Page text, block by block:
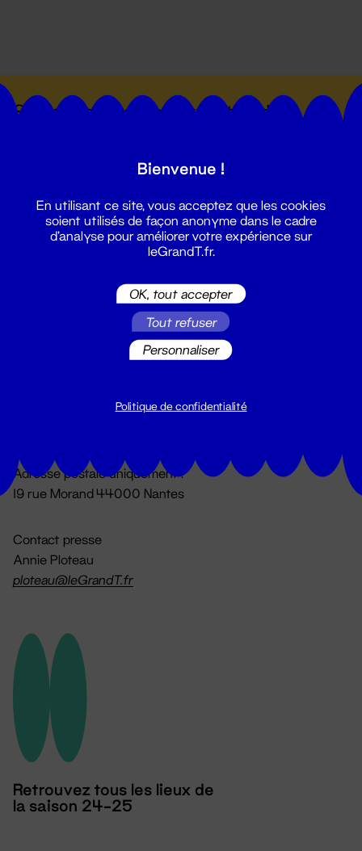
Suivez toutes les actualités du
Du lundi au vendredi 14h → 18h
Adresse postale uniquement :
19 rue Morand 44000 Nantes
Contact presse
Annie Ploteau
ploteau@leGrandT.fr
Retrouvez tous les lieux de
la saison 24-25
Bienvenue !
En utilisant ce site, vous acceptez que les cookies
soient utilisés de façon anonyme dans le cadre
d'analyse pour améliorer votre expérience sur
leGrandT.fr.
OK, tout accepter
Tout refuser
Personnaliser
Politique de confidentialité